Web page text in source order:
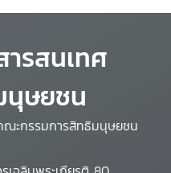
รสนเทศ
ษยชน
ณะกรรมการสิทธิมนุษยชน